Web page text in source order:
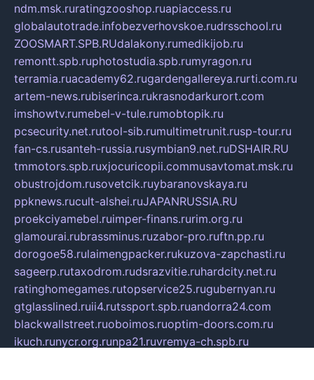
ndm.msk.ruratingzooshop.ruapiaccess.ru
globalautotrade.infobezverhovskoe.rudrsschool.ru
ZOOSMART.SPB.RUdalakony.rumedikijob.ru
remontt.spb.ruphotostudia.spb.rumyragon.ru
terramia.ruacademy62.rugardengallereya.rurti.com.ru
artem-news.rubiserinca.rukrasnodarkurort.com
imshowtv.rumebel-v-tule.rumobtopik.ru
pcsecurity.net.rutool-sib.rumultimetrunit.rusp-tour.ru
fan-cs.rusanteh-russia.rusymbian9.net.ruDSHAIR.RU
tmmotors.spb.ruxjocuricopii.commusavtomat.msk.ru
obustrojdom.rusovetcik.ruybaranovskaya.ru
ppknews.rucult-alshei.ruJAPANRUSSIA.RU
proekciyamebel.ruimper-finans.rurim.org.ru
glamourai.rubrassminus.ruzabor-pro.ruftn.pp.ru
dorogoe58.rulaimengpacker.rukuzova-zapchasti.ru
sageerp.rutaxodrom.rudsrazvitie.ruhardcity.net.ru
ratinghomegames.rutopservice25.rugubernyan.ru
gtglasslined.ruii4.rutssport.spb.ruandorra24.com
blackwallstreet.ruoboimos.ruoptim-doors.com.ru
ikuch.runycr.org.runpa21.ruvremya-ch.spb.ru